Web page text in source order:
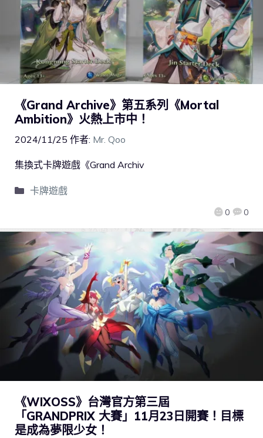
《Grand Archive》第五系列《Mortal
Ambition》火熱上市中！
2024/11/25 作者: Mr. Qoo
0 0
集換式卡牌遊戲《Grand Archiv
卡牌遊戲
《WIXOSS》台灣官方第三屆
「GRANDPRIX 大賽」11月23日開賽！目標
是成為夢限少女！